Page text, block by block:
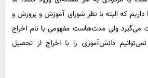
داریم که البته با نظر شورای آموزش و پرورش و
ولی مدت‌هاست مفهومی با نام اخراج
نمی‌توانیم دانش‌آموزی را با اخراج از تحصیل